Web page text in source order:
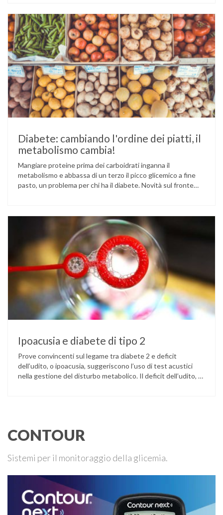
utilizzati per la preparazione di numerosi piatti, ma …
Diabete: cambiando l'ordine dei piatti, il
metabolismo cambia!
Mangiare proteine prima dei carboidrati inganna il
metabolismo e abbassa di un terzo il picco glicemico a fine
pasto, un problema per chi ha il diabete. Novità sul fronte
come ingannare il metabolismo ed evitare che gli zuccheri …
Ipoacusia e diabete di tipo 2
Prove convincenti sul legame tra diabete 2 e deficit
dell’udito, o ipoacusia, suggeriscono l’uso di test acustici
nella gestione del disturbo metabolico. Il deficit dell’udito, o
CONTOUR
Sistemi per il monitoraggio della glicemia.